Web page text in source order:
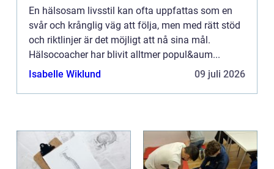
En hälsosam livsstil kan ofta uppfattas som en
svår och krånglig väg att följa, men med rätt stöd
och riktlinjer är det möjligt att nå sina mål.
Hälsocoacher har blivit alltmer popul&aum...
Isabelle Wiklund
09 juli 2026